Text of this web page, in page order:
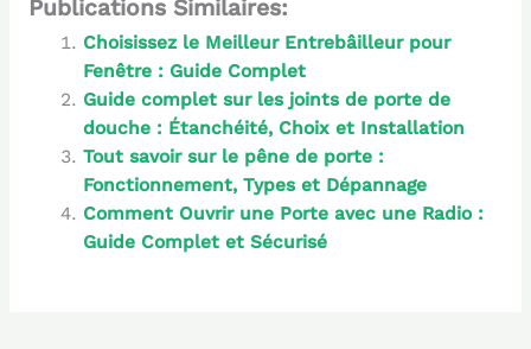
Publications Similaires:
Choisissez le Meilleur Entrebâilleur pour
Fenêtre : Guide Complet
Guide complet sur les joints de porte de
douche : Étanchéité, Choix et Installation
Tout savoir sur le pêne de porte :
Fonctionnement, Types et Dépannage
Comment Ouvrir une Porte avec une Radio :
Guide Complet et Sécurisé